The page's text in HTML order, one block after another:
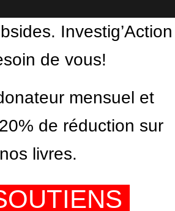
Investig’Action
de vous!
mensuel et
de réduction sur
nos livres.